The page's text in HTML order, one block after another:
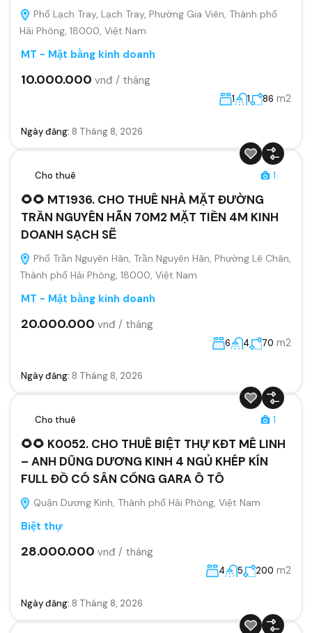
Phố Lạch Tray, Lạch Tray, Phường Gia Viên, Thành phố
Hải Phòng, 18000, Việt Nam
MT - Mặt bằng kinh doanh
10.000.000 vnđ / tháng
1 1 86 m2
Ngày đăng: 8 Tháng 8, 2026
Cho thuê 1
🌻🌻 MT1936. CHO THUÊ NHÀ MẶT ĐƯỜNG
TRẦN NGUYÊN HÃN 70M2 MẶT TIỀN 4M KINH
DOANH SẠCH SẼ
Phố Trần Nguyên Hãn, Trần Nguyên Hãn, Phường Lê Chân,
Thành phố Hải Phòng, 18000, Việt Nam
MT - Mặt bằng kinh doanh
20.000.000 vnđ / tháng
6 4 70 m2
Ngày đăng: 8 Tháng 8, 2026
Cho thuê 1
🌻🌻 K0052. CHO THUÊ BIỆT THỰ KĐT MÊ LINH
– ANH DŨNG DƯƠNG KINH 4 NGỦ KHÉP KÍN
FULL ĐỒ CÓ SÂN CỔNG GARA Ô TÔ
Quận Dương Kinh, Thành phố Hải Phòng, Việt Nam
Biệt thự
28.000.000 vnđ / tháng
4 5 200 m2
Ngày đăng: 8 Tháng 8, 2026